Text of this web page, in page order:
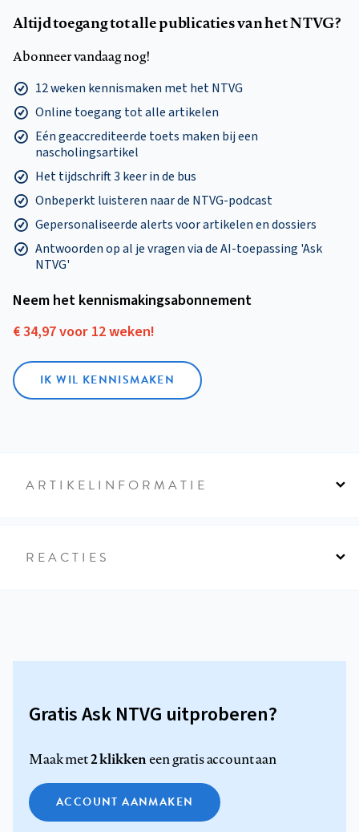
Altijd toegang tot alle publicaties van het NTVG?
Abonneer vandaag nog!
12 weken kennismaken met het NTVG
Online toegang tot alle artikelen
Eén geaccrediteerde toets maken bij een
nascholingsartikel
Het tijdschrift 3 keer in de bus
Onbeperkt luisteren naar de NTVG-podcast
Gepersonaliseerde alerts voor artikelen en dossiers
Antwoorden op al je vragen via de AI-toepassing 'Ask
NTVG'
Neem het kennismakings­abonnement
€ 34,97 voor 12 weken!
IK WIL KENNISMAKEN
ARTIKELINFORMATIE
REACTIES
Gratis Ask NTVG uitproberen?
Maak met2 klikkeneen gratis account aan
ACCOUNT AANMAKEN